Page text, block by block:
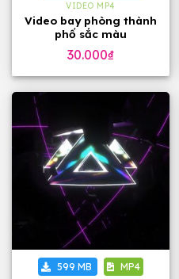
VIDEO MP4
Video bay phòng thành
phố sắc màu
30.000₫
599 MB MP4